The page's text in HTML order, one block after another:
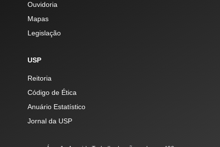
Ouvidoria
Mapas
Legislação
USP
Reitoria
Código de Ética
Anuário Estatístico
Jornal da USP